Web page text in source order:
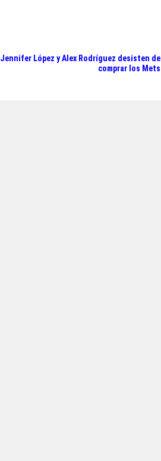
Jennifer López y Alex Rodríguez desisten de
comprar los Mets